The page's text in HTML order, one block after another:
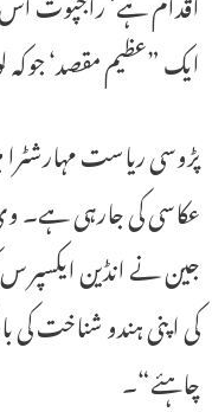
ایک ”عظیم مقصد‘ جوکہ
پڑوسی ریاست
عکاسی کی جارہی ہے۔
جین نے انڈین ایکسپر س
کی اپنی ہندو شناخت
چاہئے“۔